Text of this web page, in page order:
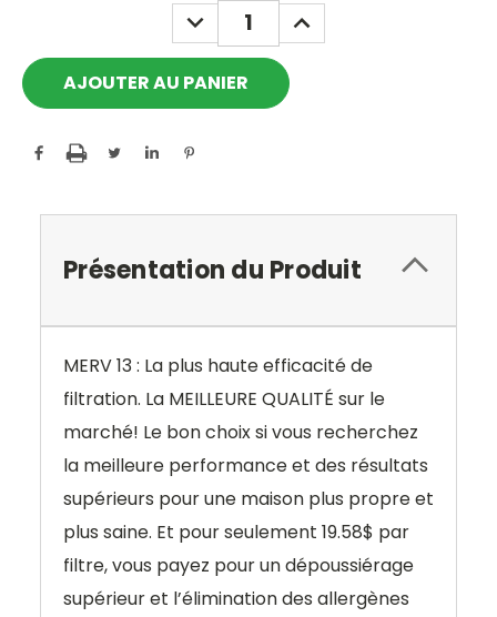
DECREASE
QUANTITY:
INCREASE
QUANTITY:
Présentation du Produit
MERV 13 : La plus haute efficacité de
filtration. La MEILLEURE QUALITÉ sur le
marché! Le bon choix si vous recherchez
la meilleure performance et des résultats
supérieurs pour une maison plus propre et
plus saine. Et pour seulement 19.58$ par
filtre, vous payez pour un dépoussiérage
supérieur et l’élimination des allergènes